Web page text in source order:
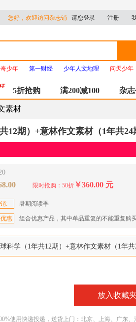
您好，欢迎访问杂志铺 请您登录 注册
少年 第一财经 少年人文地理 问天少年
5折抢购 满200减100 杂
素材
12期）+意林作文素材（1年共24
限时抢购：50折 ￥360.00 元
: 暑期阅读季
惠 组合优惠产品，其中单品重复的不能重复购
科学（1年共12期）+意林作文素材（1年
放入收藏夹
使用快递投递，送货上门：北京、上海、广东